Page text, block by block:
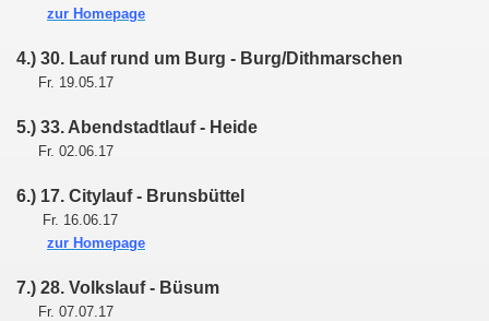
zur Homepage
4.) 30. Lauf rund um Burg - Burg/Dithmarschen
Fr. 19.05.17
5.) 33. Abendstadtlauf - Heide
Fr. 02.06.17
6.) 17. Citylauf - Brunsbüttel
Fr. 16.06.17
zur Homepage
7.) 28. Volkslauf - Büsum
Fr. 07.07.17